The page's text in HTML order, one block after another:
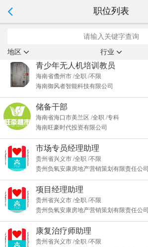
职位列表
地区 行业
青少年无人机培训教员
海南省儋州市 /全职 /不限
海南御风者智能科技有限公司
储备干部
海南省海口市美兰区 /全职 /专科
海南旺豪时代投资有限公司
市场专员经理助理
贵州省兴义市 /全职 /不限
贵州负氧安康房地产营销策划有限责任公司
项目经理助理
贵州省兴义市 /全职 /不限
贵州负氧安康房地产营销策划有限责任公司
康复治疗师助理
贵州省兴义市 /全职 /不限